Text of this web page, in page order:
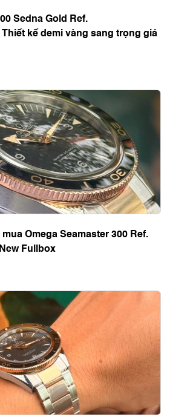
Sedna Gold Ref.
Thiết kế demi vàng sang trọng giá
Omega Seamaster 300 Ref.
Fullbox